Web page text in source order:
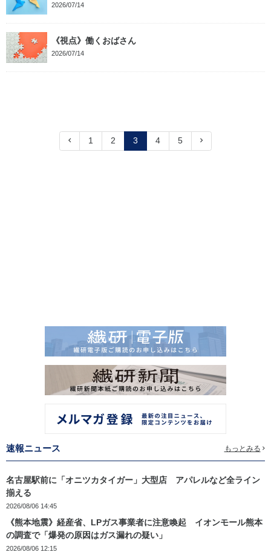
2026/07/14
《視点》働くおばさん
2026/07/14
1 2 3 4 5
速報ニュース もっとみる
名古屋駅前に「オニツカタイガー」大型店 アパレルなど全ライン
揃える
2026/08/06 14:45
《熊本地震》経産省、LPガス事業者に注意喚起 イオンモール熊本
の調査で「爆発の原因はガス漏れの疑い」
2026/08/06 12:15